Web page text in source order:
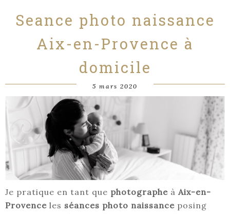
Seance photo naissance
Aix-en-Provence à
domicile
5 mars 2020
Je pratique en tant que photographe à Aix-en-
Provence les séances photo naissance posing